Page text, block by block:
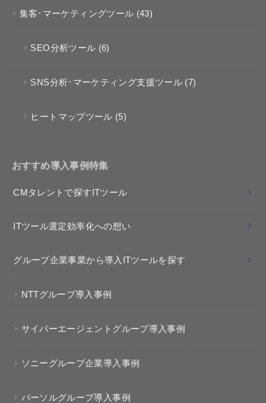
集客･マーケティングツール (43)
SEO分析ツール (6)
SNS分析･マーケティング支援ツール (7)
ヒートマップツール (5)
おすすめ導入事例特集
CMタレントで探すITツール
ITツール選定効率化への想い
グループ企業事業から導入ITツールを探す
NTTグループ導入事例
サイバーエージェントグループ導入事例
ソニーグループ企業導入事例
パーソルグループ導入事例